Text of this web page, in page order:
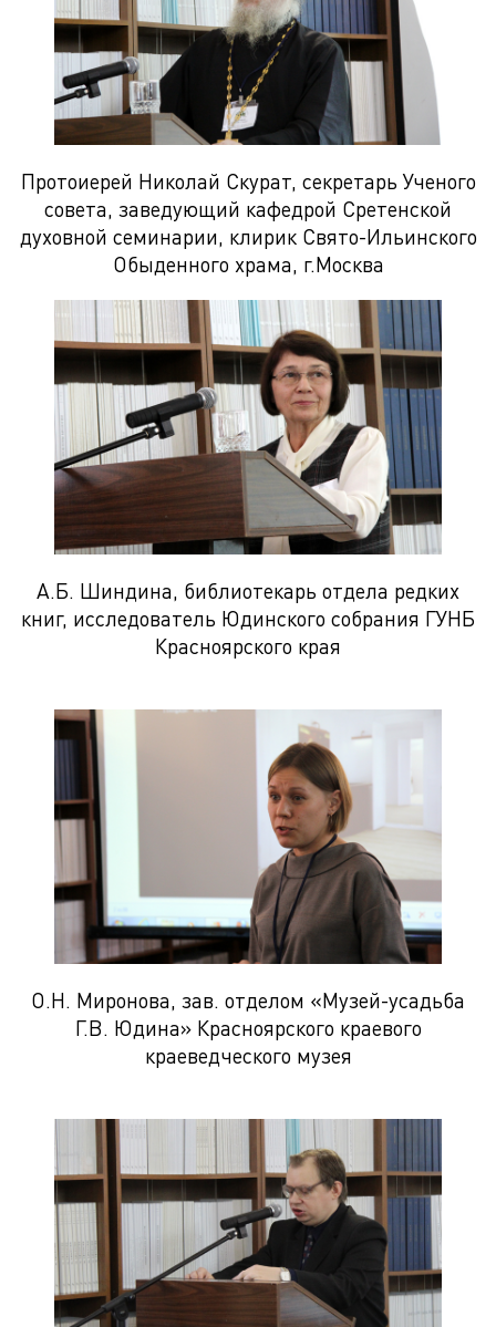
Протоиерей Николай Скурат, секретарь Ученого
совета, заведующий кафедрой Сретенской
духовной семинарии, клирик Свято-Ильинского
Обыденного храма, г.Москва
А.Б. Шиндина, библиотекарь отдела редких
книг, исследователь Юдинского собрания ГУНБ
Красноярского края
О.Н. Миронова, зав. отделом «Музей-усадьба
Г.В. Юдина» Красноярского краевого
краеведческого музея